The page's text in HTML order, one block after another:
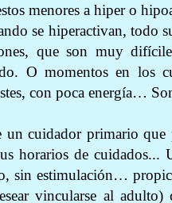
menores a hiper o
se hiperactivan, todo
que son muy
O momentos en los
con poca energía…
un cuidador primario
horarios de cuidados...
sin estimulación…
vincularse al adulto)